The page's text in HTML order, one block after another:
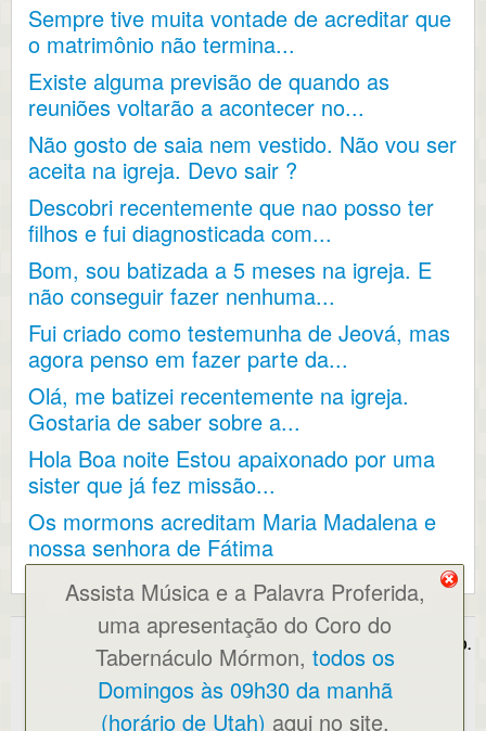
Sempre tive muita vontade de acreditar que
o matrimônio não termina...
Existe alguma previsão de quando as
reuniões voltarão a acontecer no...
Não gosto de saia nem vestido. Não vou ser
aceita na igreja. Devo sair ?
Descobri recentemente que nao posso ter
filhos e fui diagnosticada com...
Bom, sou batizada a 5 meses na igreja. E
não conseguir fazer nenhuma...
Fui criado como testemunha de Jeová, mas
agora penso em fazer parte da...
Olá, me batizei recentemente na igreja.
Gostaria de saber sobre a...
Hola Boa noite Estou apaixonado por uma
sister que já fez missão...
Os mormons acreditam Maria Madalena e
nossa senhora de Fátima
ALLABOUTMORMONS.COM NÃO É UM SITE OFICIAL DA IGREJA SUD.
TODAS AS OPINIÕES EXPRESSAS SÃO AS DOS PUBLICADORES
ORIGINAIS E/OU DO WEBMASTER AO UTILIZAR ESTE SITE, VOCÊ
CONCORDA COM NOSSOS
Assista Música e a Palavra Proferida,
uma apresentação do Coro do
Tabernáculo Mórmon, todos os
Domingos às 09h30 da manhã
(horário de Utah) aqui no site.